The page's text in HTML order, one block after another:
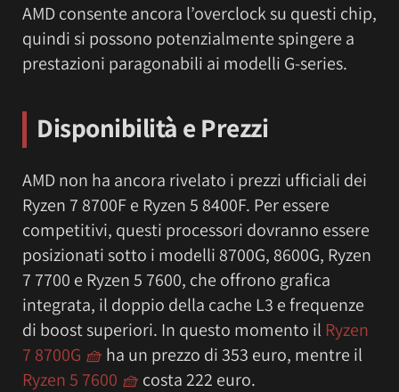
AMD consente ancora l’overclock su questi chip,
quindi si possono potenzialmente spingere a
prestazioni paragonabili ai modelli G-series.
Disponibilità e Prezzi
AMD non ha ancora rivelato i prezzi ufficiali dei
Ryzen 7 8700F e Ryzen 5 8400F. Per essere
competitivi, questi processori dovranno essere
posizionati sotto i modelli 8700G, 8600G, Ryzen
7 7700 e Ryzen 5 7600, che offrono grafica
integrata, il doppio della cache L3 e frequenze
di boost superiori. In questo momento il Ryzen
7 8700G 🧺 ha un prezzo di 353 euro, mentre il
Ryzen 5 7600 🧺 costa 222 euro.